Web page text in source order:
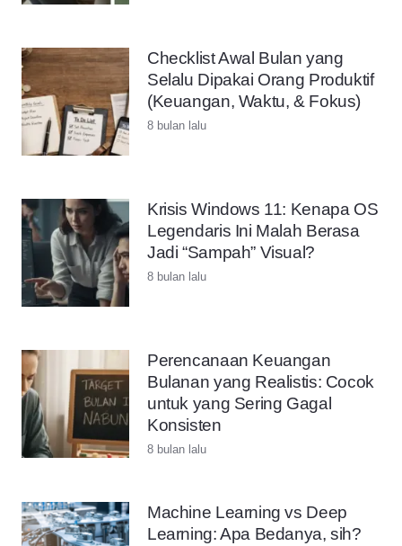
Checklist Awal Bulan yang
Selalu Dipakai Orang Produktif
(Keuangan, Waktu, & Fokus)
8 bulan lalu
Krisis Windows 11: Kenapa OS
Legendaris Ini Malah Berasa
Jadi “Sampah” Visual?
8 bulan lalu
Perencanaan Keuangan
Bulanan yang Realistis: Cocok
untuk yang Sering Gagal
Konsisten
8 bulan lalu
Machine Learning vs Deep
Learning: Apa Bedanya, sih?